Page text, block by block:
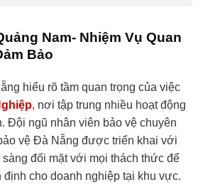
Nam- Nhiệm Vụ Quan
Bảo
hiểu rõ tầm quan trọng của việc
, nơi tập trung nhiều hoạt động
Đội ngũ nhân viên bảo vệ chuyên
vệ Đà Nẵng được triển khai với
đối mặt với mọi thách thức để
định cho doanh nghiệp tại khu vực.